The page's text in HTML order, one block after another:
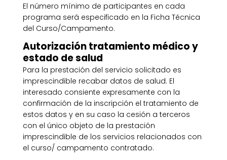
El número mínimo de participantes en cada
programa será especificado en la Ficha Técnica
del Curso/Campamento.
Autorización tratamiento médico y
estado de salud
Para la prestación del servicio solicitado es
imprescindible recabar datos de salud. El
interesado consiente expresamente con la
confirmación de la inscripción el tratamiento de
estos datos y en su caso la cesión a terceros
con el único objeto de la prestación
imprescindible de los servicios relacionados con
el curso/ campamento contratado.